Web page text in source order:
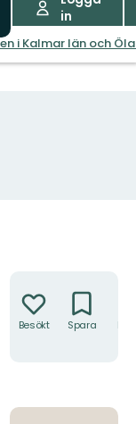
in
i Kalmar län och
Besökt Spara